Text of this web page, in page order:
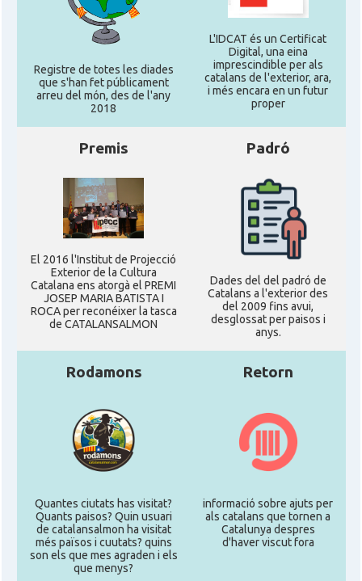
Registre de totes les diades
que s'han fet públicament
arreu del món, des de l'any
2018
L'IDCAT és un Certificat
Digital, una eina
imprescindible per als
catalans de l'exterior, ara,
i més encara en un futur
proper
Premis
El 2016 l'Institut de Projecció
Exterior de la Cultura
Catalana ens atorgà el PREMI
JOSEP MARIA BATISTA I
ROCA per reconéixer la tasca
de CATALANSALMON
Padró
Dades del del padró de
Catalans a l'exterior des
del 2009 fins avui,
desglossat per paisos i
anys.
Rodamons
Quantes ciutats has visitat?
Quants paisos? Quin usuari
de catalansalmon ha visitat
més països i cuutats? quins
son els que mes agraden i els
que menys?
Retorn
informació sobre ajuts per
als catalans que tornen a
Catalunya despres
d'haver viscut fora